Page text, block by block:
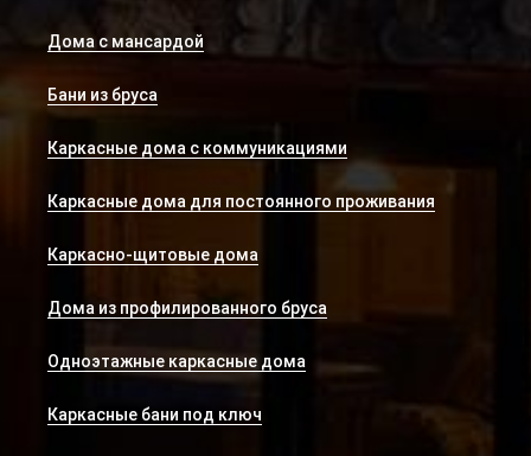
Дома с мансардой
Бани из бруса
Каркасные дома с коммуникациями
Каркасные дома для постоянного проживания
Каркасно-щитовые дома
Дома из профилированного бруса
Одноэтажные каркасные дома
Каркасные бани под ключ